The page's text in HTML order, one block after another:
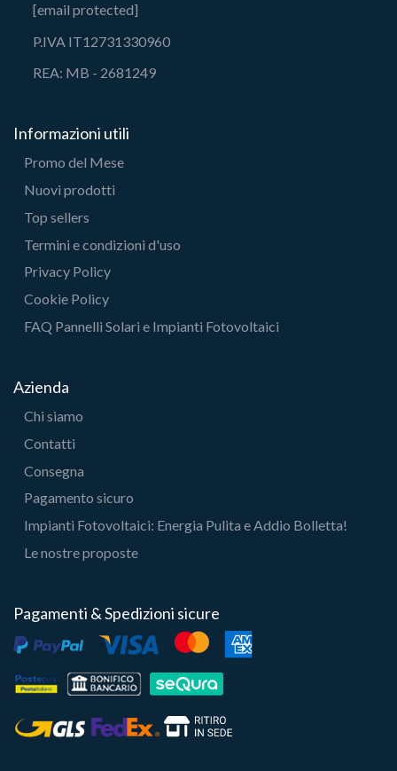
[email protected]
P.IVA IT12731330960
REA: MB - 2681249
Informazioni utili
Promo del Mese
Nuovi prodotti
Top sellers
Termini e condizioni d'uso
Privacy Policy
Cookie Policy
FAQ Pannelli Solari e Impianti Fotovoltaici
Azienda
Chi siamo
Contatti
Consegna
Pagamento sicuro
Impianti Fotovoltaici: Energia Pulita e Addio Bolletta!
Le nostre proposte
Pagamenti & Spedizioni sicure